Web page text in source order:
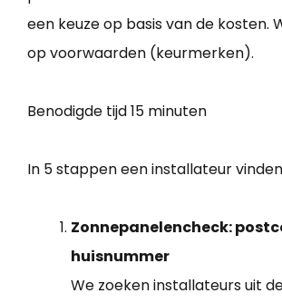
een keuze op basis van de kosten.
op voorwaarden (keurmerken).
Benodigde tijd15 minuten
In 5 stappen een installateur vinden
Zonnepanelencheck:
huisnummer
We zoeken installateurs uit